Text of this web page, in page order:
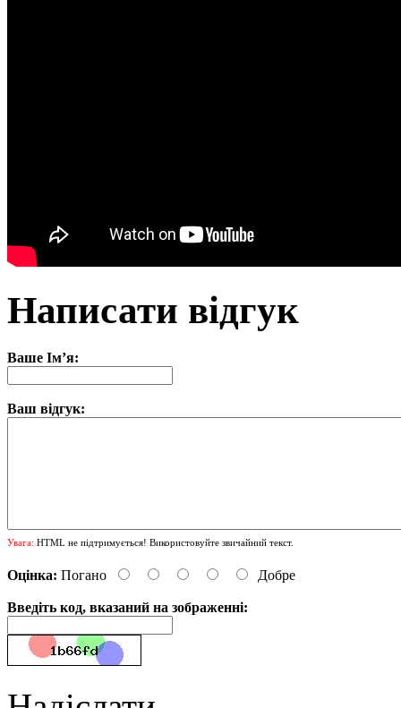
Написати відгук
Ваше Ім’я:
Ваш відгук:
Увага: HTML не підтримується! Використовуйте звичайний текст.
Оцінка: Погано Добре
Введіть код, вказаний на зображенні: